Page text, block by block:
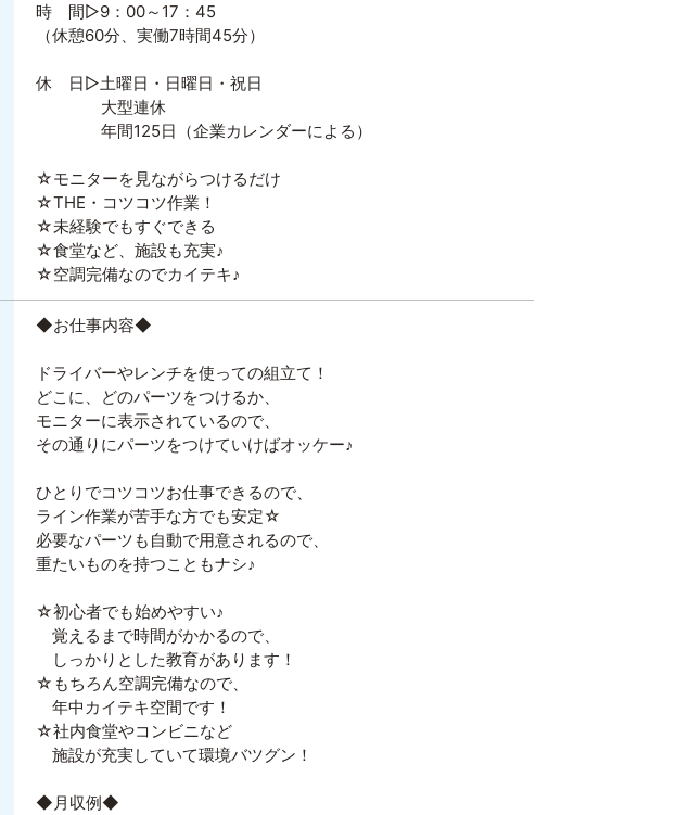
時 間▷9：00～17：45
（休憩60分、実働7時間45分）
休 日▷土曜日・日曜日・祝日
大型連休
年間125日（企業カレンダーによる）
☆モニターを見ながらつけるだけ
☆THE・コツコツ作業！
☆未経験でもすぐできる
☆食堂など、施設も充実♪
☆空調完備なのでカイテキ♪
◆お仕事内容◆
ドライバーやレンチを使っての組立て！
どこに、どのパーツをつけるか、
モニターに表示されているので、
その通りにパーツをつけていけばオッケー♪
ひとりでコツコツお仕事できるので、
ライン作業が苦手な方でも安定☆
必要なパーツも自動で用意されるので、
重たいものを持つこともナシ♪
☆初心者でも始めやすい♪
覚えるまで時間がかかるので、
しっかりとした教育があります！
☆もちろん空調完備なので、
年中カイテキ空間です！
☆社内食堂やコンビニなど
施設が充実していて環境バツグン！
◆月収例◆